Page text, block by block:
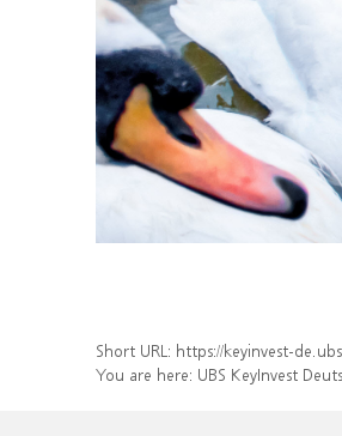
Short URL: https://keyinvest-
You are here: UBS KeyInvest